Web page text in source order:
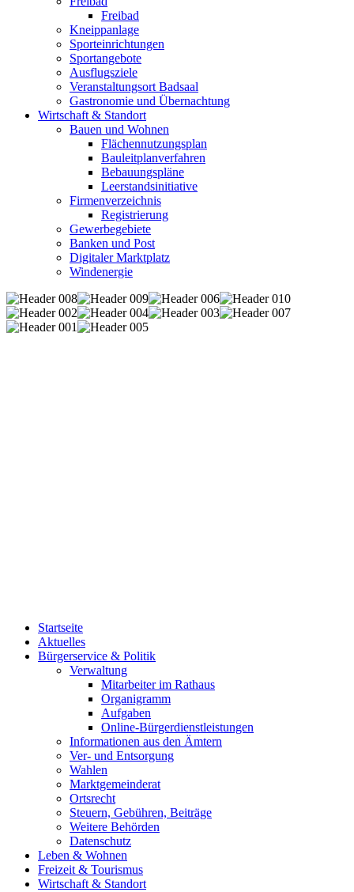
Freibad
Kneippanlage
Sporteinrichtungen
Sportangebote
Ausflugsziele
Veranstaltungsort Badsaal
Gastronomie und Übernachtung
Wirtschaft & Standort
Bauen und Wohnen
Flächennutzungsplan
Bauleitplanverfahren
Bebauungspläne
Leerstandsinitiative
Firmenverzeichnis
Registrierung
Gewerbegebiete
Banken und Post
Digitaler Marktplatz
Windenergie
Startseite
Aktuelles
Bürgerservice & Politik
Verwaltung
Mitarbeiter im Rathaus
Organigramm
Aufgaben
Online-Bürgerdienstleistungen
Informationen aus den Ämtern
Ver- und Entsorgung
Wahlen
Marktgemeinderat
Ortsrecht
Steuern, Gebühren, Beiträge
Weitere Behörden
Datenschutz
Leben & Wohnen
Freizeit & Tourismus
Wirtschaft & Standort